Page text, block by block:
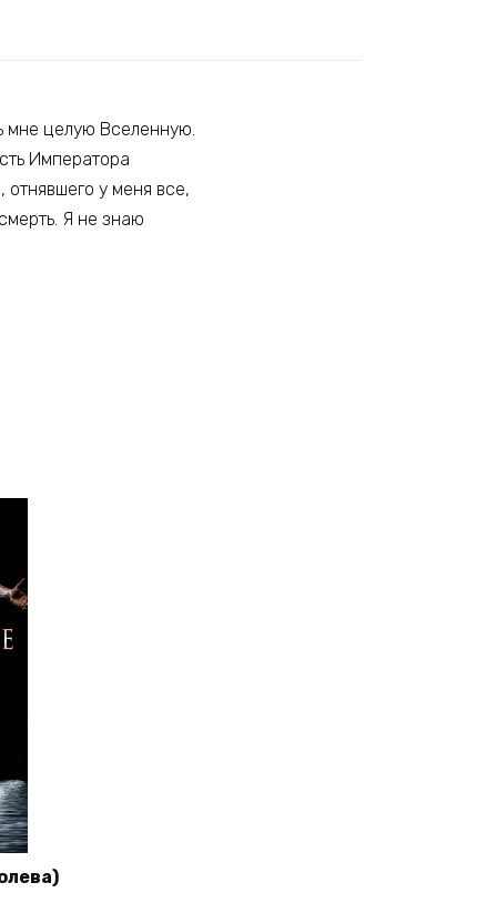
мне целую Вселенную.
Императора
отнявшего у меня все,
Я не знаю